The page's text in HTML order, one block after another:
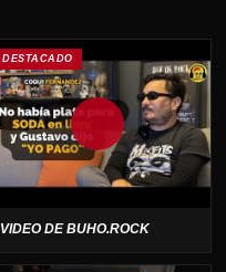
DESTACADO
VIDEO DE BUHO.ROCK